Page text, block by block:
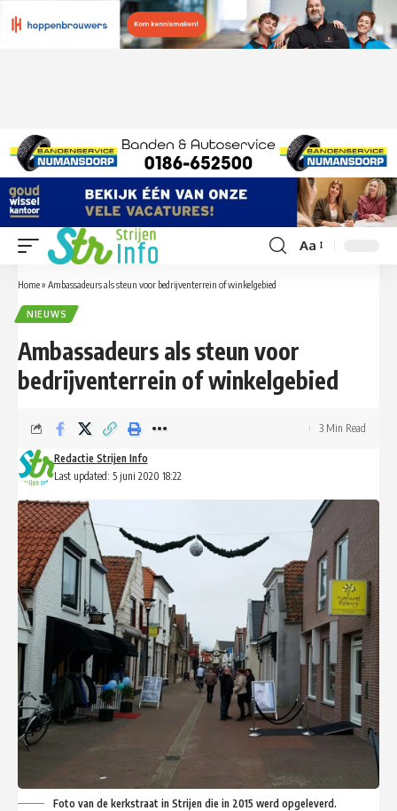
Font
Aa
Home» Ambassadeurs als steun voor bedrijventerrein of winkelgebied
NIEUWS
Ambassadeurs als steun voor
bedrijventerrein of winkelgebied
Last updated: 5 juni 2020 18:22
Redactie Strijen Info
3 Min Read
Foto van de kerkstraat in Strijen die in 2015 werd opgeleverd.